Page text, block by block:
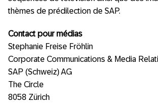
thèmes de prédilection de SAP.
Contact pour médias
Stephanie Freise Fröhlin
Corporate Communications & Media
SAP (Schweiz) AG
The Circle
8058 Zürich